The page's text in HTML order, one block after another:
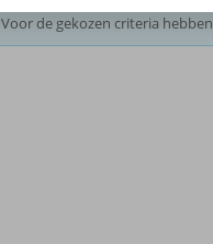
Voor de gekozen criteria